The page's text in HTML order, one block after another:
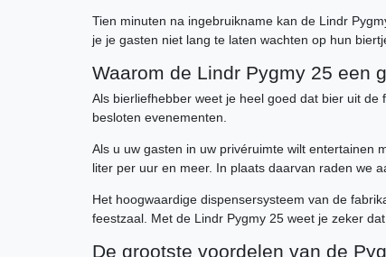
Tien minuten na ingebruikname kan de Lindr
je je gasten niet lang te laten wachten op hun
Waarom de Lindr Pygmy 25 een
Als bierliefhebber weet je heel goed dat bier uit
besloten evenementen.
Als u uw gasten in uw privéruimte wilt entertainen
liter per uur en meer. In plaats daarvan raden we
Het hoogwaardige dispensersysteem van de
feestzaal. Met de Lindr Pygmy 25 weet je zeker
De grootste voordelen van de